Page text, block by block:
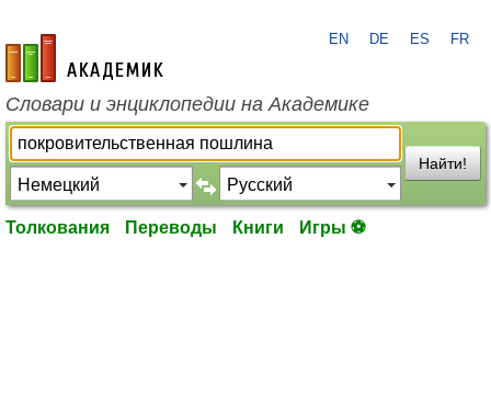
academic.ru
EN DE ES FR
Словари и энциклопедии на Академике
Найти!
Толкования Переводы Книги Игры ⚽